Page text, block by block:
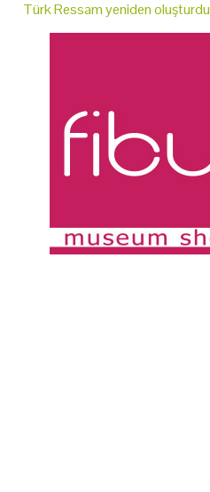
Türk Ressam yeniden oluşturdu